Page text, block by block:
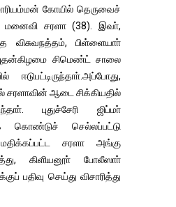
கோயில் தெருவைச்
மனைவி சரளா (38). இவா்,
விசுவநத்தம், பிள்ளையாா்
சிமெண்ட் சாலை
சரளாவின் ஆடை சிக்கியதில்
புதுச்சேரி ஜிப்மா்
கொண்டுச் செல்லப்பட்டு
சரளா அங்கு
கிளியனூா் போலீஸாா்
பதிவு செய்து விசாரித்து